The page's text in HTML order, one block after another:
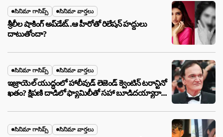
సినిమా గాసిప్స్ సినిమా వార్తలు
శ్రీలీల షాకింగ్ అప్‌డేట్..ఆ హీరోతో రిలేషన్ హద్దులు
దాటుతోందా?
సినిమా గాసిప్స్ సినిమా వార్తలు
ఇజ్రాయెల్ యుద్ధంలో హాలీవుడ్ లెజెండ్ క్వెంటిన్ టరాన్టినో
ఖతం? క్షిపణి దాడిలో ఫ్యామిలీతో సహా బూడిదయ్యారా?
సినిమా గాసిప్స్ సినిమా వార్తలు